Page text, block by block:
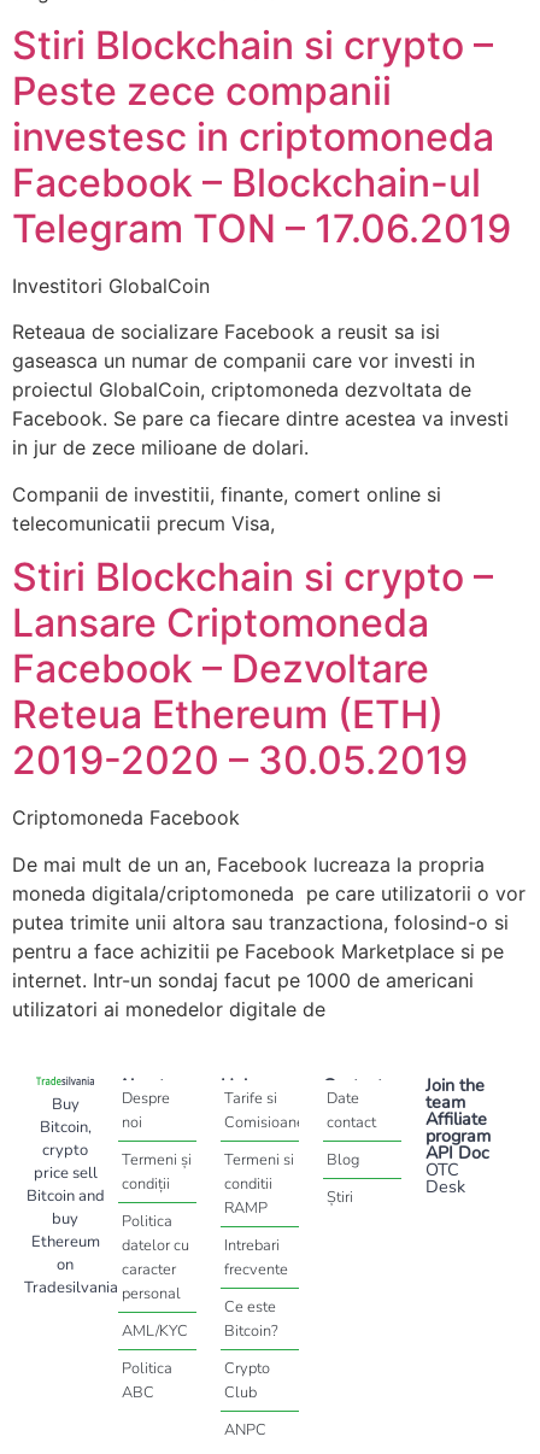
Stiri Blockchain si crypto –
Peste zece companii
investesc in criptomoneda
Facebook – Blockchain-ul
Telegram TON – 17.06.2019
Investitori GlobalCoin
Reteaua de socializare Facebook a reusit sa isi
gaseasca un numar de companii care vor investi in
proiectul GlobalCoin, criptomoneda dezvoltata de
Facebook. Se pare ca fiecare dintre acestea va investi
in jur de zece milioane de dolari.
Companii de investitii, finante, comert online si
telecomunicatii precum Visa,
Stiri Blockchain si crypto –
Lansare Criptomoneda
Facebook – Dezvoltare
Reteua Ethereum (ETH)
2019-2020 – 30.05.2019
Criptomoneda Facebook
De mai mult de un an, Facebook lucreaza la propria
moneda digitala/criptomoneda pe care utilizatorii o vor
putea trimite unii altora sau tranzactiona, folosind-o si
pentru a face achizitii pe Facebook Marketplace si pe
internet. Intr-un sondaj facut pe 1000 de americani
utilizatori ai monedelor digitale de
Buy
Bitcoin,
crypto
price sell
Bitcoin and
buy
Ethereum
on
Tradesilvania
About
Despre
noi
Termeni și
condiții
Politica
datelor cu
caracter
personal
AML/KYC
Politica
ABC
Help
Tarife si
Comisioane
Termeni si
conditii
RAMP
Intrebari
frecvente
Ce este
Bitcoin?
Crypto
Club
ANPC
Contact
Date
contact
Blog
Știri
Join the
team
Affiliate
program
API Doc
OTC
Desk